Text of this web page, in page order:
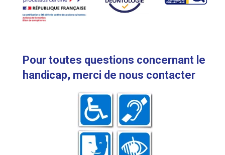
Pour toutes questions concernant le
handicap, merci de nous contacter